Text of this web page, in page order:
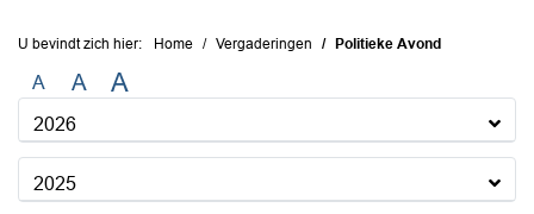
U bevindt zich hier: Home Vergaderingen Politieke Avond
A A A
2026
2025